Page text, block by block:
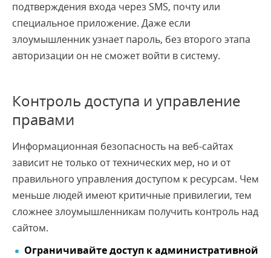
подтверждения входа через SMS, почту или
специальное приложение. Даже если
злоумышленник узнает пароль, без второго этапа
авторизации он не сможет войти в систему.
Контроль доступа и управление
правами
Информационная безопасность на веб-сайтах
зависит не только от технических мер, но и от
правильного управления доступом к ресурсам. Чем
меньше людей имеют критичные привилегии, тем
сложнее злоумышленникам получить контроль над
сайтом.
Ограничивайте доступ к административной